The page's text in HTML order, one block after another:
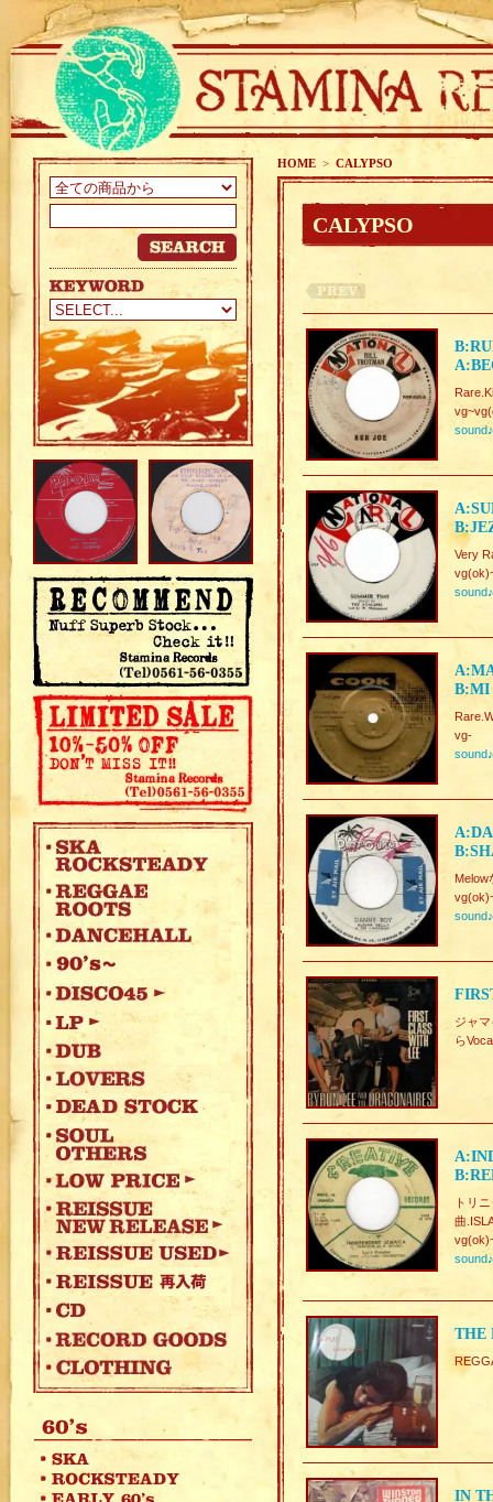
HOME > CALYPSO
CALYPSO
sound♪
Very
sound♪
B:MI
vg-
sound♪
Melow
sound♪
ジャ
ら
トリ
曲
sound♪
THE
IN